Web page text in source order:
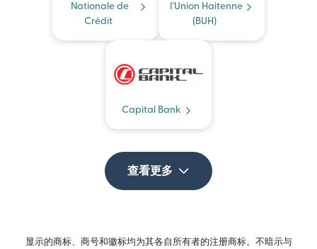
Nationale de
Crédit
I'Union Haitenne
(BUH)
Capital Bank
查看更多
显示的商标、商号和徽标均为其各自所有者的注册商标。不暗示与